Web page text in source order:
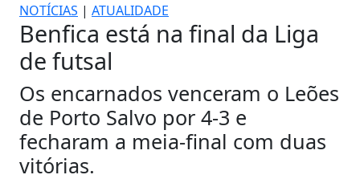
NOTÍCIAS | ATUALIDADE
Benfica está na final da Liga
de futsal
Os encarnados venceram o Leões
de Porto Salvo por 4-3 e
fecharam a meia-final com duas
vitórias.